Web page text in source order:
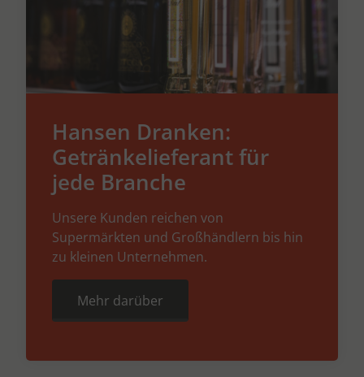
Hansen Dranken:
Getränkelieferant für
jede Branche
Unsere Kunden reichen von
Supermärkten und Großhändlern bis hin
zu kleinen Unternehmen.
Mehr darüber